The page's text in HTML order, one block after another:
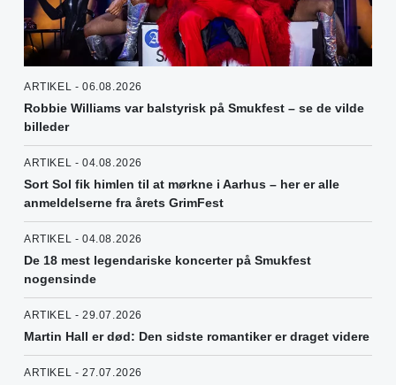
ARTIKEL - 06.08.2026
Robbie Williams var balstyrisk på Smukfest – se de vilde
billeder
ARTIKEL - 04.08.2026
Sort Sol fik himlen til at mørkne i Aarhus – her er alle
anmeldelserne fra årets GrimFest
ARTIKEL - 04.08.2026
De 18 mest legendariske koncerter på Smukfest
nogensinde
ARTIKEL - 29.07.2026
Martin Hall er død: Den sidste romantiker er draget videre
ARTIKEL - 27.07.2026